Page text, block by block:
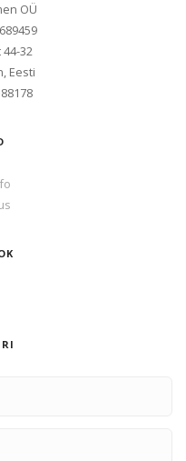
OÜ
32
Eesti